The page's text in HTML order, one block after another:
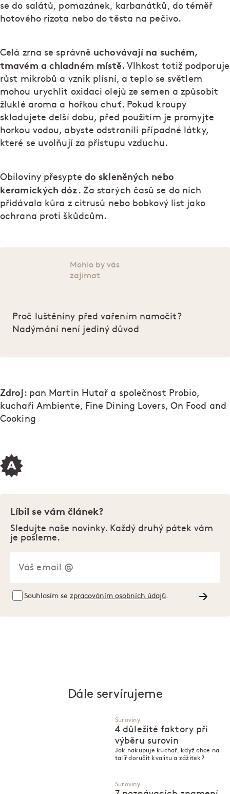
se do salátů, pomazánek, karbanátků, do téměř
hotového rizota nebo do těsta na pečivo.
Celá zrna se správně uchovávají na suchém,
tmavém a chladném místě. Vlhkost totiž podporuje
růst mikrobů a vznik plísní, a teplo se světlem
mohou urychlit oxidaci olejů ze semen a způsobit
žluklé aroma a hořkou chuť. Pokud kroupy
skladujete delší dobu, před použitím je promyjte
horkou vodou, abyste odstranili případné látky,
které se uvolňují za přístupu vzduchu.
Obiloviny přesypte do skleněných nebo
keramických dóz . Za starých časů se do nich
přidávala kůra z citrusů nebo bobkový list jako
ochrana proti škůdcům.
Mohlo by vás
zajímat
Proč luštěniny před vařením namočit?
Nadýmání není jediný důvod
Zdroj : pan Martin Hutař a společnost Probio,
kuchaři Ambiente, Fine Dining Lovers, On Food and
Cooking
Líbil se vám článek?
Sledujte naše novinky. Každý druhý pátek vám
je pošleme.
Souhlasím se zpracováním osobních údajů
Dále servírujeme
Suroviny
4 důležité faktory při
výběru surovin
Jak nakupuje kuchař, když chce na
talíř doručit kvalitu a zážitek?
Suroviny